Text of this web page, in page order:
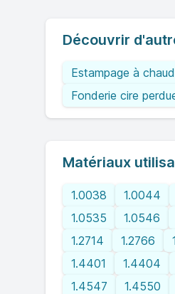
Découvrir
Estampage à chaud
Fonderie cire
Matériaux
1.0038 1.0044
1.0535
1.0546
1.2714
1.2766
1.4401
1.4404
1.4547
1.4550